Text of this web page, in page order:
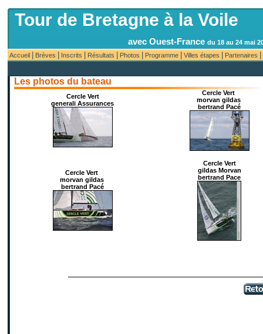
Tour de Bretagne à la
avec Ouest-France du 18 au 24 mai
Accueil
Brèves Inscrits Résultats Photos Programme Villes étapes Partenaires
Les photos du bateau
Cercle Vert
generali Assurances
Cercle Vert
morvan gildas
bertrand Pacé
Cercle Vert
morvan gildas
bertrand Pacé
Cercle Vert
gildas Morvan
bertrand Pace